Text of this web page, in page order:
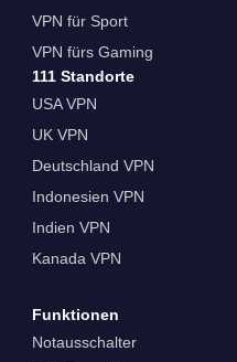
VPN für Sport
VPN fürs Gaming
111 Standorte
USA VPN
UK VPN
Deutschland VPN
Indonesien VPN
Indien VPN
Kanada VPN
Funktionen
Notausschalter